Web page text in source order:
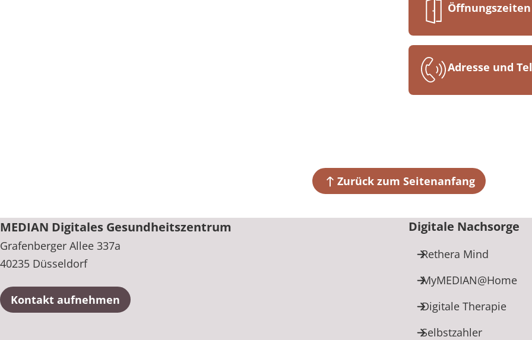
Mo. bis Fr.
Adresse und
+49 211
Zurück zum Seitenanfang
MEDIAN Digitales Gesundheitszentrum
Grafenberger Allee 337a
40235 Düsseldorf
Kontakt aufnehmen
Digitale Nachsorge
Rethera Mind
MyMEDIAN@Home
Digitale Therapie
Selbstzahler